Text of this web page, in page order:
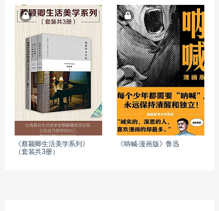
《蔡颖卿生活美学系列》
（套装共3册）
《呐喊·漫画版》鲁迅